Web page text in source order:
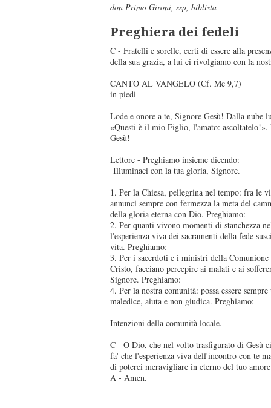
don Primo Gironi, ssp, biblista
Preghiera dei fedeli
C - Fratelli e sorelle, certi di essere alla
della sua grazia, a lui ci rivolgiamo con la
CANTO AL VANGELO (Cf. Mc 9,7)
in piedi
Lode e onore a te, Signore Gesù! Dalla nube
«Questi è il mio Figlio, l'amato: ascoltatelo!».
Gesù!
Lettore - Preghiamo insieme dicendo:
Illuminaci con la tua gloria, Signore.
1. Per la Chiesa, pellegrina nel tempo: fra le
annunci sempre con fermezza la meta del
della gloria eterna con Dio. Preghiamo:
2. Per quanti vivono momenti di stanchezza
l'esperienza viva dei sacramenti della fede
vita. Preghiamo:
3. Per i sacerdoti e i ministri della
Cristo, facciano percepire ai malati e ai
Signore. Preghiamo:
4. Per la nostra comunità: possa essere
maledice, aiuta e non giudica. Preghiamo:
Intenzioni della comunità locale.
C - O Dio, che nel volto trasfigurato di Gesù
fa' che l'esperienza viva dell'incontro con te
di poterci meravigliare in eterno del tuo
A - Amen.